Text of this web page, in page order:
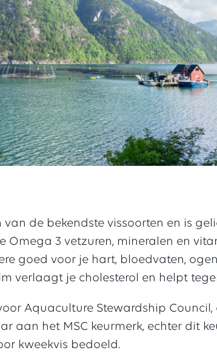
van de bekendste vissoorten en is
Omega 3 vetzuren, mineralen en
goed voor je hart, bloedvaten,
verlaagt je cholesterol en helpt
Aquaculture Stewardship Council,
aan het MSC keurmerk, echter dit
kweekvis bedoeld.